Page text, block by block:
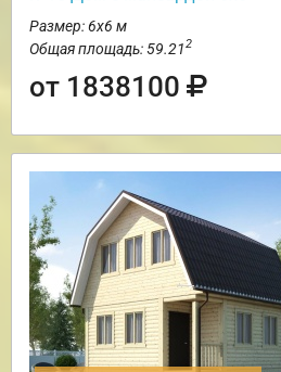
Размер: 6х6 м
Общая площадь: 59.212
от 1838100